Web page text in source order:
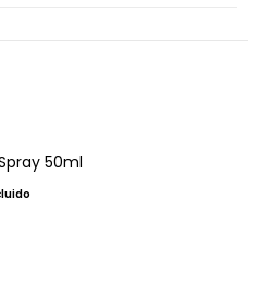
50ml